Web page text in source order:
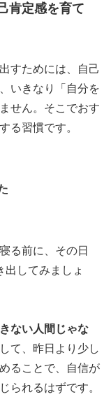
肯定感を育て
すためには、自己
いきなり「自分を
せん。そこでおす
る習慣です。
る前に、その日
出してみましょ
ない人間じゃな
て、昨日より少し
ることで、自信が
られるはずです。